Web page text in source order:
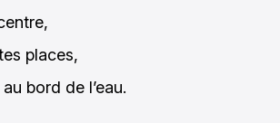
places,
bord de l’eau.